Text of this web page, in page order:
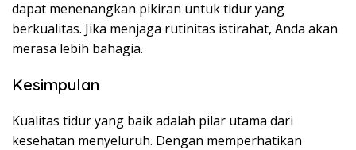
dapat menenangkan pikiran untuk tidur yang
berkualitas. Jika menjaga rutinitas istirahat, Anda akan
merasa lebih bahagia.
Kesimpulan
Kualitas tidur yang baik adalah pilar utama dari
kesehatan menyeluruh. Dengan memperhatikan